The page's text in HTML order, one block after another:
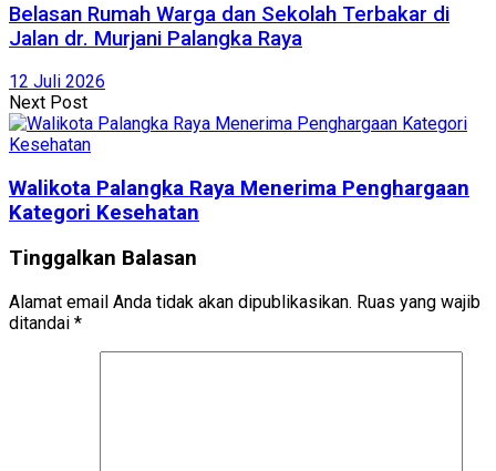
Belasan Rumah Warga dan Sekolah Terbakar di
Jalan dr. Murjani Palangka Raya
12 Juli 2026
Next Post
Walikota Palangka Raya Menerima Penghargaan
Kategori Kesehatan
Tinggalkan Balasan
Alamat email Anda tidak akan dipublikasikan. Ruas yang wajib
ditandai *